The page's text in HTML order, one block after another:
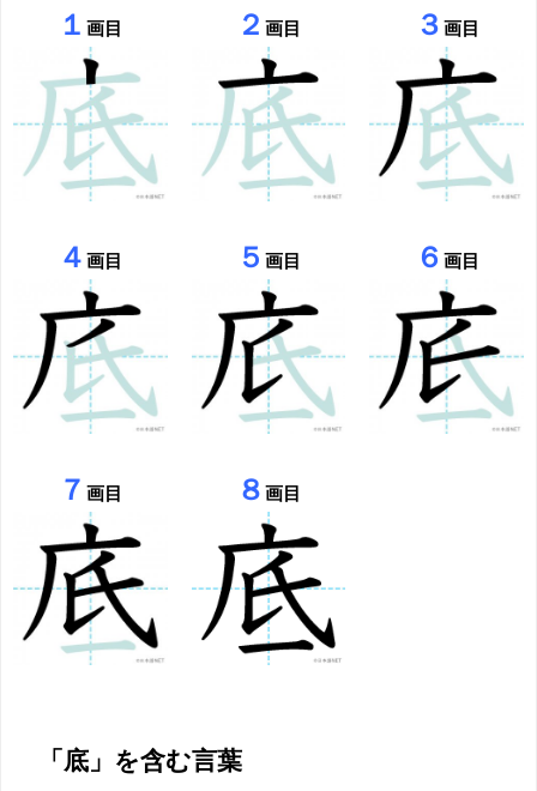
１画目 ２ 画目 ３ 画目
４画目 ５ 画目 ６ 画目
７画目 ８ 画目
「底」を含む言葉